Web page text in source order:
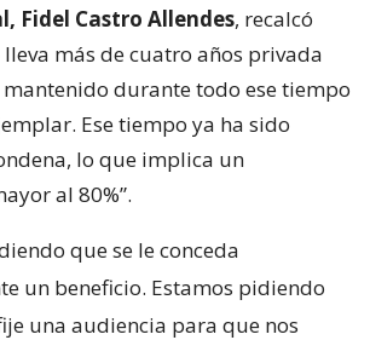
Fidel Castro Allendes, recalcó
lleva más de cuatro años privada
durante todo ese tiempo
Ese tiempo ya ha sido
lo que implica un
al 80%”.
que se le conceda
un beneficio. Estamos pidiendo
una audiencia para que nos